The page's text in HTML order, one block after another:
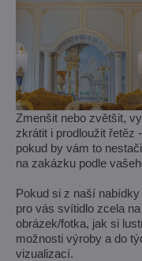
Zmenšit nebo zvětšit,
zkrátit i prodloužit řetěz
pokud by vám to
na zakázku podle
Pokud si z naší
pro vás svítidlo zcela
obrázek/fotka, jak si
možnosti výroby a do
vizualizací.